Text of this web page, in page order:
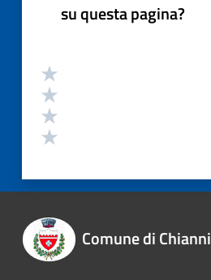
su questa pagina?
Comune di Chianni